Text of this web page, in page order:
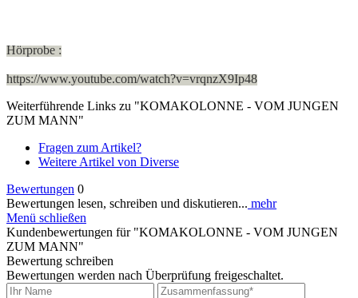
Hörprobe :
https://www.youtube.com/watch?v=vrqnzX9Ip48
Weiterführende Links zu "KOMAKOLONNE - VOM JUNGEN
ZUM MANN"
Fragen zum Artikel?
Weitere Artikel von Diverse
Bewertungen 0
Bewertungen lesen, schreiben und diskutieren... mehr
Menü schließen
Kundenbewertungen für "KOMAKOLONNE - VOM JUNGEN
ZUM MANN"
Bewertung schreiben
Bewertungen werden nach Überprüfung freigeschaltet.